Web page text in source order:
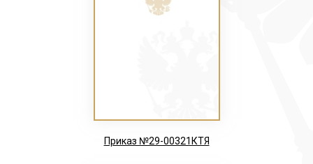
Приказ №29-00321КТЯ